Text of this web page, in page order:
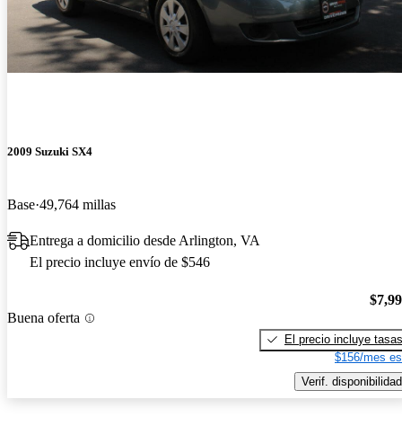
2009 Suzuki SX4
Base 49,764 millas
Entrega a domicilio desde Arlington, VA
El precio incluye envío de $546
Buena oferta
El precio incluye tasas
$156/mes
Verif. disponibilidad